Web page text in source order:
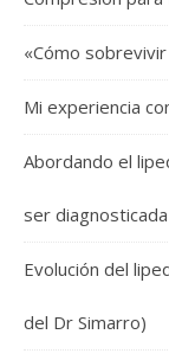
«Cómo
Mi experiencia
Abordando el
ser
Evolución del
del Dr Simarro)